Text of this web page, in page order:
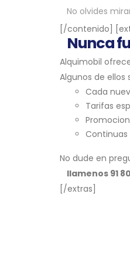
No olvides
[/contenido]
Nunca
Alquimobil
Algunos de ellos
Cada
Tarifas
No dude en
llamenos 91
[/extras]